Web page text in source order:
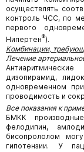
осуществлять
контроль ЧСС, по
первого
Нипертен®).
Комбинации,
Лечение
дизопирамид,
одновременном
проводимость и
Все показания к
БМКК
фелодипин,
бисопрололом
гипотензии. У